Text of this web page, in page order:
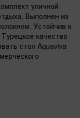
уличной
Выполнен из
Устойчив к
качество
стол Aquaviva